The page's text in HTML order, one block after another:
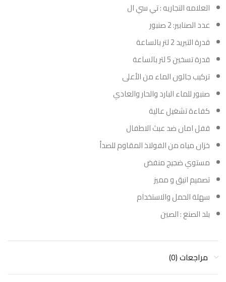
العلامه التجاريه : تي سي ال
عدد الصنابير: 2 صنبور
قدرة التبريد 2 لتر بالساعة
قدرة تسخين 5 لتر بالساعة
تركيب جالون الماء من الأعلى
صنبور للماء البارد والحار والعادي
كفاءة تشغيل عالية
قفل امان ضد عبث الاطفال
خزان مياه من الفولاذ المقاوم للصدأ
مستوي ضجيج منفض
تصميم انيق و مميز
سهلة الحمل والاستخدام
بلد الصنع : الصين
مراجعات (0)